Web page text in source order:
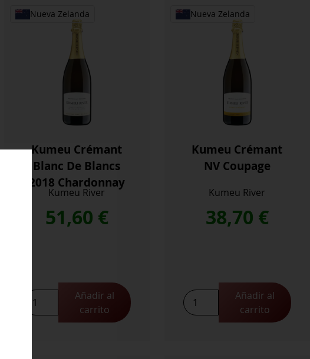
Chenin
Nueva Zelanda
Kumeu Crémant
Blanc De Blancs
2018 Chardonnay
Kumeu River
51,60 €
Kumeu
Crémant
Añadir al
carrito
Nueva Zelanda
Kumeu Crémant
NV Coupage
Kumeu River
38,70 €
Kumeu
Crémant
Añadir al
carrito